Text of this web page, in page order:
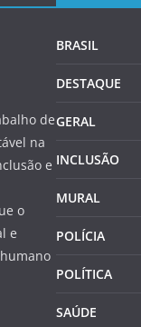
de
na
e
o
e
BRASIL
DESTAQUE
GERAL
INCLUSÃO
MURAL
POLÍCIA
POLÍTICA
SAÚDE